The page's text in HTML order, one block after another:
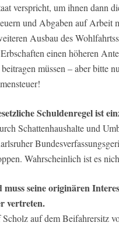
verspricht, um ihnen dann
und Abgaben auf
Ausbau des
einen höheren
müssen – aber bitte
Schuldenregel ist
Schattenhaushalte und
Wahrscheinlich ist es
muss seine originären
vertreten.
auf dem Beifahrersitz